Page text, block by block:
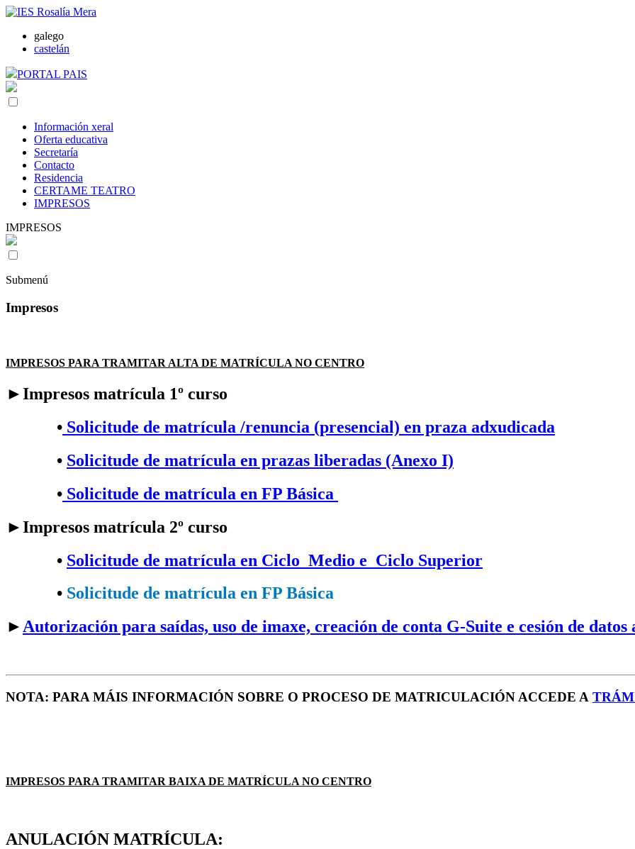
galego
castelán
PORTAL PAIS
Información xeral
Oferta educativa
Secretaría
Contacto
Residencia
CERTAME TEATRO
IMPRESOS
IMPRESOS
Submenú
Impresos
IMPRESOS PARA TRAMITAR ALTA DE MATRÍCULA NO CENTRO
►Impresos matrícula 1º curso
• Solicitude de matrícula /renuncia (presencial) en praza adxudicada
• Solicitude de matrícula en prazas liberadas (Anexo I)
• Solicitude de matrícula en FP Básica
►Impresos matrícula 2º curso
•​ Solicitude de matrícula en Ciclo Medio e Ciclo Superior
•​ Solicitude de matrícula en FP Básica
►Autorización para saídas, uso de imaxe, creación de conta G-Suite e cesión de datos
NOTA: PARA MÁIS INFORMACIÓN SOBRE O PROCESO DE MATRICULACIÓN ACCEDE A
IMPRESOS PARA TRAMITAR BAIXA DE MATRÍCULA NO CENTRO
ANULACIÓN MATRÍCULA: